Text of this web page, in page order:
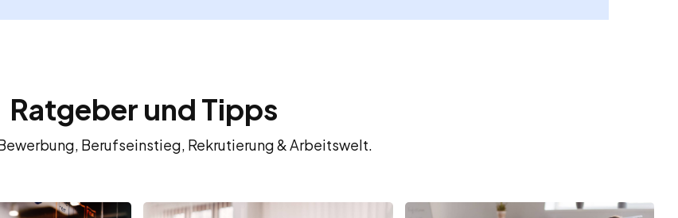
Ratgeber und Tipps
Berufseinstieg, Rekrutierung & Arbeitswelt.